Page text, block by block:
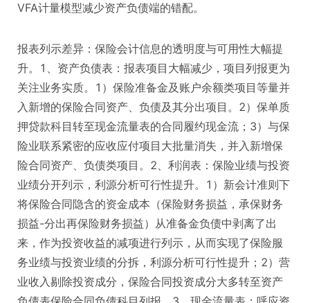
VFA计量模型减少资产负债端的错配。
报表列示差异：保险会计信息的透明度与可用性大幅提
升。1、资产负债表：报表项目大幅减少，项目列报更为
关注业务实质。1）保险准备金及账户余额类项目等量并
入新增的保险合同资产、负债及其分出项目。2）保单质
押贷款科目转至现金流量表的合同履约现金流；3）与保
险业联系紧密的应收应付项目大批量消失，并入新增保
险合同资产、负债类项目。2、利润表：保险业绩与投资
业绩分开列示，利源分析可行性提升。1）新会计准则下
将保险合同隐含的资金成本（保险财务损益，承保财务
损益-分出再保险财务损益）从准备金负债中剥离了出
来，作为投资收益的减项进行列示，从而实现了保险服
务业绩与投资业绩的分拆，利源分析可行性提升；2）营
业收入剔除投资成分，保险合同投资成分大多转至资产